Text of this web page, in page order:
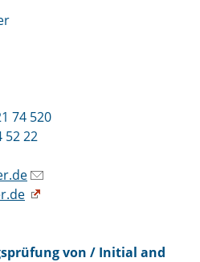
74 520
52 22
von / Initial and